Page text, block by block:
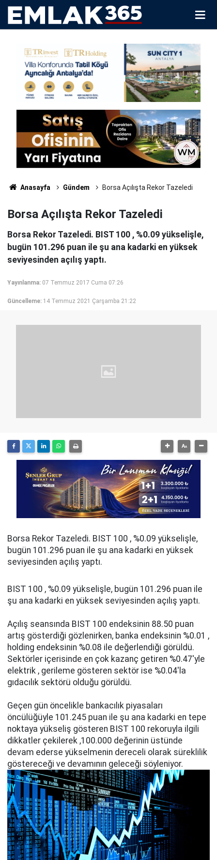
Anasayfa Gündem Borsa Açılışta Rekor Tazeledi
Borsa Açılışta Rekor Tazeledi
Borsa Rekor Tazeledi. BIST 100 , %0.09 yükselişle,
bugün 101.296 puan ile şu ana kadarki en yüksek
seviyesinden açılış yaptı.
Yayınlanma: 07 Temmuz 2017 Cuma 07:26
Güncelleme: 14 Temmuz 2021 Çarşamba 21:22
Borsa Rekor Tazeledi. BIST 100 , %0.09 yükselişle,
bugün 101.296 puan ile şu ana kadarki en yüksek
seviyesinden açılış yaptı.
BIST 100 , %0.09 yükselişle, bugün 101.296 puan ile
şu ana kadarki en yüksek seviyesinden açılış yaptı.
Açılış seansında BIST 100 endeksinin 88.50 puan
artış gösterdiği gözlenirken, banka endeksinin %0.01 ,
holding endeksinin %0.08 ile değerlendiği görüldü.
Sektörler içerisinde en çok kazanç getiren %0.47'yle
elektrik , gerileme gösteren sektör ise %0.04'la
gıdacılık sektörü olduğu görüldü.
Geçen gün öncelikle bankacılık piyasaları
öncülüğüyle 101.245 puan ile şu ana kadarki en tepe
noktaya yükseliş gösteren BIST 100 rekoruyla ilgili
dikkatler çekilerek ,100.000 değerinin üstünde
devam ederse yükselmenin dereceli olarak süreklilik
göstereceği ve devamının geleceği söyleniyor.